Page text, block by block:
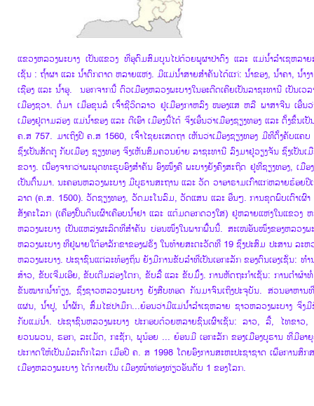
ແຂວງຫລວງພະບາງ ເປັນແຂວງ ທີ່ອຸດົມສົມບູນໄປດ້ວຍພູຜາປ່າດົງ ແລະ ແມ່ນ້ຳລຳເຊຫລາ
ເຊັ່ນ : ຖ້ຳຜາ ແລະ ນ້ຳຕົກຕາດ ຫລາຍແຫ່ງ. ມີແມ່ນ້ຳສາຍສຳຄັນໄດ້ແກ່: ນ້ຳຂອງ, ນ້ຳຄາ, ນ້ຳ
ເຊືອງ ແລະ ນ້ຳອູ. ນອກຈາກນີ້ ຕົວເມືອງຫລວງພະບາງໃນອະດີດເຄີຍເປັນລາຊະທານີ ເປັນເ
ເມືອງຊວາ. ຕໍ່ມາ ເມື່ອຂຸນລໍ ເຈົ້າຊີວິດລາວ ຢູ່ເມືອງກາຫລົງ ໜອງແສ ຫລື ພາສາຈີນ ເອີ້ນວ່
ເມືອງຢູ່ຕາມລ່ອງ ແມ່ນ້ຳຂອງ ແລະ ຕີເອົາ ເມືອງນີ້ໄດ້ ຈິ່ງເອີ້ນວ່າເມືອງຊຽງທອງ ແລະ ຕັ້ງຂຶ້ນເ
ຄ.ສ 757. ມາເຖິງປີ ຄ.ສ 1560, ເຈົ້າໄຊຍະເສດຖາ ເຫັນວ່າເມືອງຊຽງທອງ ມີທີ່ຕັ້ງຄັບແຄ
ຊຶ່ງເປັນສັດຕູ ກັບເມືອງ ຊຽງທອງ ຈິ່ງເຫັນສົມຄວນຍ້າຍ ລາຊະທານີ ລົງມາຢູ່ວຽງຈັນ ຊຶ່ງເປັນ
ຂວາງ. ເນື່ອງຈາກວ່າພະພຸດທະຮູບອົງສຳຄັນ ອົງໜຶ່ງຄື ພະບາງຍັງຄົງສະຖິດ ຢູ່ທີ່ຊຽງທອງ, ເມື
ເປັນຕົ້ນມາ. ນະຄອນຫລວງພະບາງ ມີບູຮານສະຖານ ແລະ ວັດ ວາອາຣາມເກົ່າແກ່ຫລາຍຮ້ອຍ
ລາດ (ຄ.ສ. 1500). ວັດຊຽງທອງ, ວັດມະໂນລົມ, ວັດແສນ ແລະ ອື່ນໆ. ການຂຸດພົບເຕົາເຜົາ
ສັງຄະໂລກ (ເຄື່ອງປັ້ນດິນເຜົາເຄືອບນ້ຳຢາ ແລະ ແຕ້ມດອກດວງໃສ່) ຢູ່ຫລາຍແຫ່ງໃນແຂວງ
ຫລວງພະບາງ ເປັນແຫລ່ງຜະລິດທີ່ສຳຄັນ ບ່ອນໜຶ່ງໃນພາກພື້ນນີ້. ສະເໜ່ອັນໜຶ່ງຂອງຫລວງ
ຫລວງພະບາງ ທີ່ຢູ່ພາຍໃຕ້ອາລັກຂາຂອງຝຣັ່ງ ໃນທ້າຍສະຕະວັດທີ່ 19 ຊຶ່ງປະສົມ ປະສານ ລະ
ຫລວງພະບາງ. ປະຊາຊົນແຕ່ລະທ້ອງຖິ່ນ ຍັງມີການຂັບລຳທີ່ເປັນເອກະລັກ ຂອງຕົນເອງເຊັ່ນ:
ສ້າວ, ຂັບເຈີ່ມເອີຍ, ຂັບເຕີມລ່ອງໂຕກ, ຂັບລື້ ແລະ ຂັບມົ້ງ. ການຫັດຖະກຳເຊັ່ນ: ການຕຳຜ້າ
ຂັນໝາກນ້ຳກ້ຽງ, ຊຶ່ງຊາວຫລວງພະບາງ ຍັງສືບທອດ ກັນມາຈົນເຖິງປະຈຸບັນ. ສ່ວນອາຫາ
ແຜ່ນ, ນ້ຳປູ, ນ້ຳຜັກ, ສົ້ມໄຂ່ປາມຶກ...ຍ້ອນວ່າມີແມ່ນ້ຳລຳເຊຫລາຍ ຊາວຫລວງພະບາງ ຈິ່
ກັບແມ່ນ້ຳ. ປະຊາຊົນຫລວງພະບາງ ປະກອບດ້ວຍຫລາຍຊົນເຜົ່າເຊັ່ນ: ລາວ, ລື້, ໄທຂາ
ຍວນພວນ, ຮອກ, ລະເມັດ, ກະຊັກ, ພູນ້ອຍ ... ຍ້ອນມີ ເອກະລັກ ຂອງເມືອງບູຮານ ທີ່ມີອາຍຸ
ປະກາດໃຫ້ເປັນມໍລະດົກໂລກ ເມື່ອປີ ຄ. ສ 1998 ໂດຍອົງການສະຫະປະຊາຊາດ ເພື່ອການສຶ
ເມືອງຫລວງພະບາງ ໄດ້ກາຍເປັນ ເມືອງໜ້າທ່ອງທ່ຽວອັນດັບ 1 ຂອງໂລກ.